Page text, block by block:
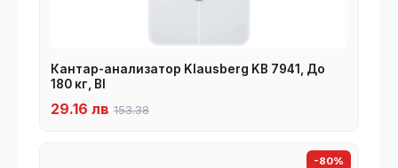
Кантар-анализатор Klausberg KB 7941, До
180 кг, BI
29.16 лв 153.38
-80%